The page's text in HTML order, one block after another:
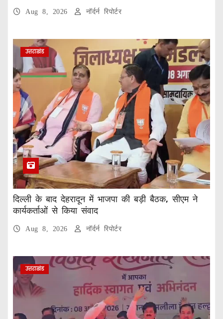
Aug 8, 2026 नॉर्दर्न रिपोर्टर
उत्तराखंड
दिल्ली के बाद देहरादून में भाजपा की बड़ी बैठक, सीएम ने
कार्यकर्ताओं से किया संवाद
Aug 8, 2026 नॉर्दर्न रिपोर्टर
उत्तराखंड